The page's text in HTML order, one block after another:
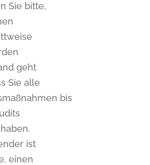
Sie bitte,
geht
Sie alle
bis
ist
einen